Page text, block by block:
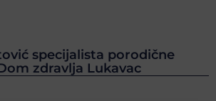
specijalista porodične
zdravlja Lukavac